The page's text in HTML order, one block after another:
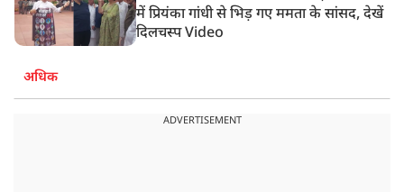
में प्रियंका गांधी से भिड़ गए ममता के सांसद, देखें
दिलचस्प Video
अधिक
ADVERTISEMENT